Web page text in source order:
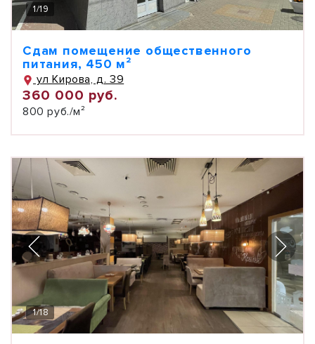
1/19
Сдам помещение общественного
питания, 450 м²
ул Кирова, д. 39
360 000 руб.
800 руб./м²
1/18